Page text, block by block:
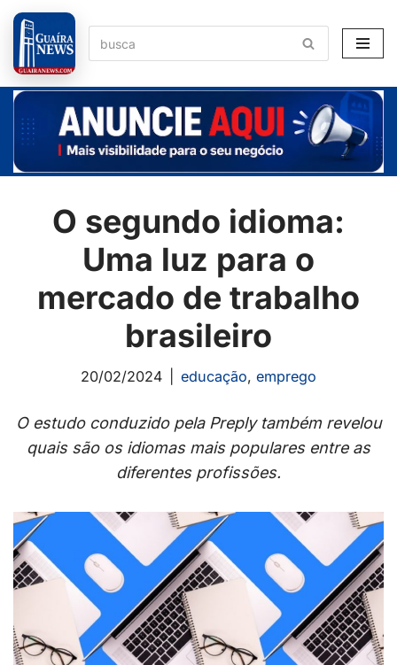
Pular
para
o
conteúdo
O segundo idioma:
Uma luz para o
mercado de trabalho
brasileiro
20/02/2024 educação, emprego
O estudo conduzido pela Preply também revelou
quais são os idiomas mais populares entre as
diferentes profissões.